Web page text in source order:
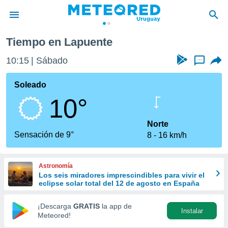
de
ha
calidad.
a este
las
y
forma
digital
basada
Tiempo en Lapuente
10:15 Sábado ...
Soleado
10°
Sensación de 9°
Norte
8
16 km/h
Astronomía
Los seis miradores imprescindibles para vivir el
eclipse solar total del 12 de agosto en España
¡Descarga GRATIS la app de
Meteored!
Instalar